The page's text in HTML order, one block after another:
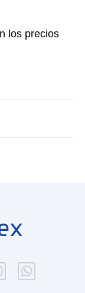
los precios